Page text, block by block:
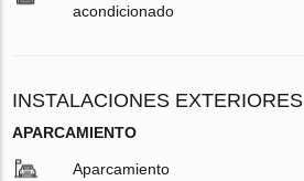
acondicionado
INSTALACIONES EXTERIORES
APARCAMIENTO
Aparcamiento